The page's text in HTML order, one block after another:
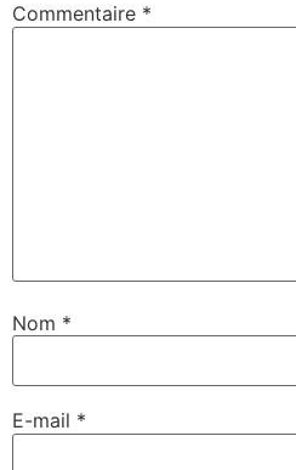
Commentaire *
Nom *
E-mail *